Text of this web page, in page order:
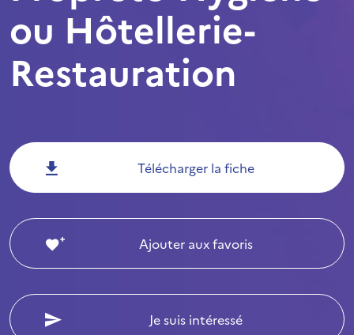
ou Hôtellerie-
Restauration
Télécharger la fiche
Ajouter aux favoris
Je suis intéressé